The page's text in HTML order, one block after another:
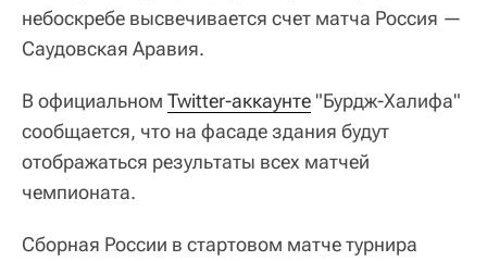
небоскребе высвечивается счет матча Россия —
Саудовская Аравия.
В официальном Twitter-аккаунте "Бурдж-Халифа"
сообщается, что на фасаде здания будут
отображаться результаты всех матчей
чемпионата.
Сборная России в стартовом матче турнира